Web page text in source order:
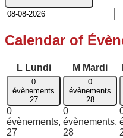
Calendar of
L Lundi M Mardi
0
évènements
27
0
évènements,
27
0
évènements
28
0
évènements,
28